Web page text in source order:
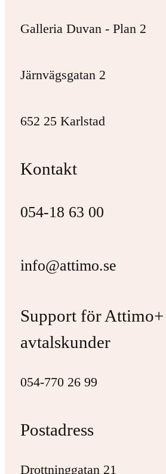
Galleria Duvan - Plan 2
Järnvägsgatan 2
652 25 Karlstad
Kontakt
054-18 63 00
info@attimo.se
Support för Attimo+
avtalskunder
054-770 26 99
Postadress
Drottninggatan 21